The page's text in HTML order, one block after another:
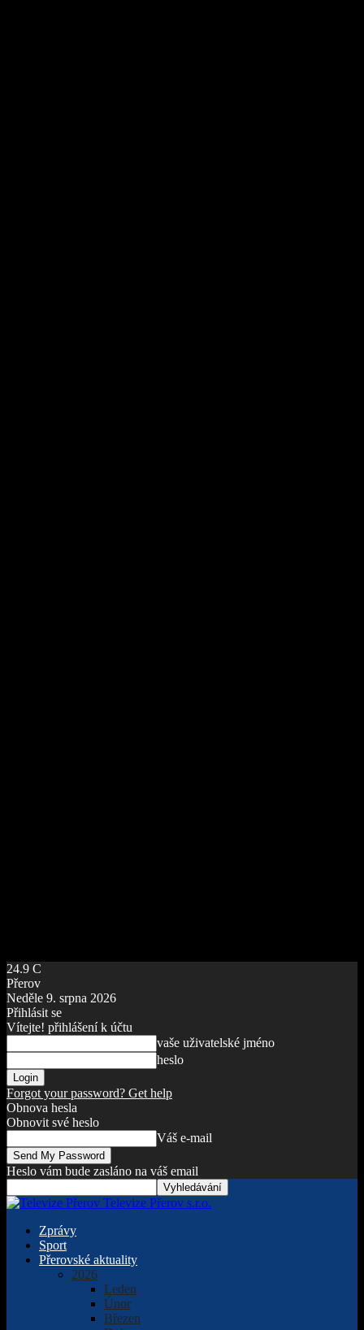
24.9 C
Přerov
Neděle 9. srpna 2026
Přihlásit se
Vítejte! přihlášení k účtu
vaše uživatelské jméno
heslo
Forgot your password? Get help
Obnova hesla
Obnovit své heslo
Váš e-mail
Heslo vám bude zasláno na váš email
Televize Přerov s.r.o.
Zprávy
Sport
Přerovské aktuality
2026
Leden
Únor
Březen